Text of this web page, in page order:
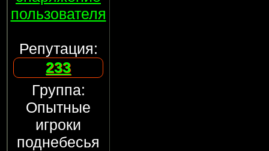
пользователя
Репутация:
233
Группа:
Опытные
игроки
поднебесья